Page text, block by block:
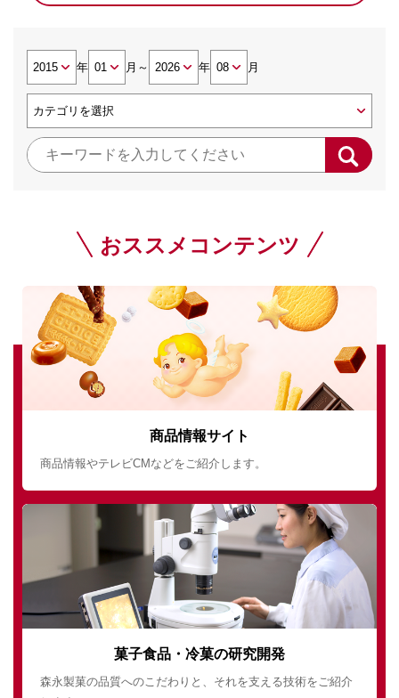
年 月 ～ 年 月
おススメコンテンツ
商品情報サイト
商品情報やテレビCMなどをご紹介します。
菓子食品・冷菓の研究開発
森永製菓の品質へのこだわりと、それを支える技術をご紹介